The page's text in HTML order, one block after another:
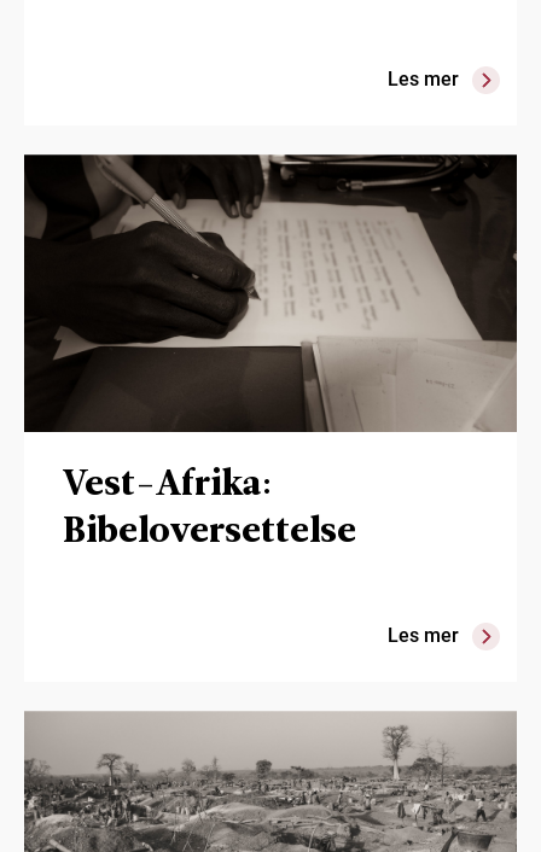
Les mer
Vest-Afrika:
Bibeloversettelse
Les mer